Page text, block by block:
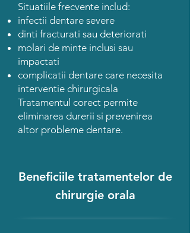
Situatiile frecvente includ:
infectii dentare severe
dinti fracturati sau deteriorati
molari de minte inclusi sau
impactati
complicatii dentare care necesita
interventie chirurgicala
Tratamentul corect permite
eliminarea durerii si prevenirea
altor probleme dentare.
Beneficiile tratamentelor de
chirurgie orala